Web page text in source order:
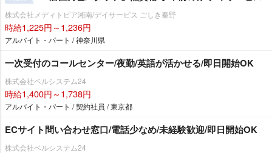
株式会社メディトピア湘南/デイサービス ごしき秦野
時給1,225円～1,236円
アルバイト・パート / 神奈川県
一次受付のコールセンター/夜勤/英語が活かせる/即日開始OK
株式会社ベルシステム24
時給1,400円～1,738円
アルバイト・パート / 契約社員 / 東京都
ECサイト問い合わせ窓口/電話少なめ/未経験歓迎/即日開始OK
株式会社ベルシステム24